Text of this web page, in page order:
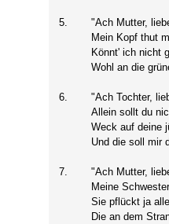
5.
"Ach Mutter,
Mein Kopf thut
Könnt' ich nicht
Wohl an die
6.
"Ach Tochter,
Allein sollt du
Weck auf deine
Und die soll mir
7.
"Ach Mutter,
Meine
Sie pflückt ja
Die an dem